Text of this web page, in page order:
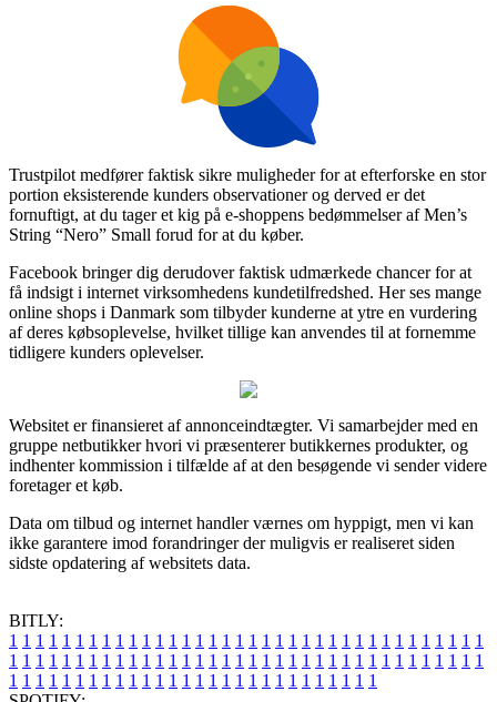
Trustpilot medfører faktisk sikre muligheder for at efterforske en stor
portion eksisterende kunders observationer og derved er det
fornuftigt, at du tager et kig på e-shoppens bedømmelser af Men’s
String “Nero” Small forud for at du køber.
Facebook bringer dig derudover faktisk udmærkede chancer for at
få indsigt i internet virksomhedens kundetilfredshed. Her ses mange
online shops i Danmark som tilbyder kunderne at ytre en vurdering
af deres købsoplevelse, hvilket tillige kan anvendes til at fornemme
tidligere kunders oplevelser.
Websitet er finansieret af annonceindtægter. Vi samarbejder med en
gruppe netbutikker hvori vi præsenterer butikkernes produkter, og
indhenter kommission i tilfælde af at den besøgende vi sender videre
foretager et køb.
Data om tilbud og internet handler værnes om hyppigt, men vi kan
ikke garantere imod forandringer der muligvis er realiseret siden
sidste opdatering af websitets data.
BITLY:
1 1 1 1 1 1 1 1 1 1 1 1 1 1 1 1 1 1 1 1 1 1 1 1 1 1 1 1 1 1 1 1 1 1 1 1
1 1 1 1 1 1 1 1 1 1 1 1 1 1 1 1 1 1 1 1 1 1 1 1 1 1 1 1 1 1 1 1 1 1 1 1
1 1 1 1 1 1 1 1 1 1 1 1 1 1 1 1 1 1 1 1 1 1 1 1 1 1 1 1